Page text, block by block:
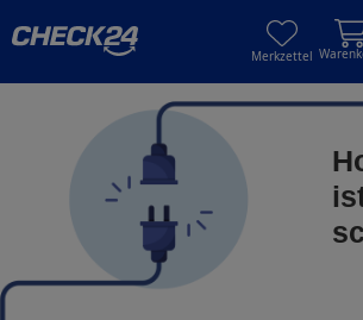
Merkzettel